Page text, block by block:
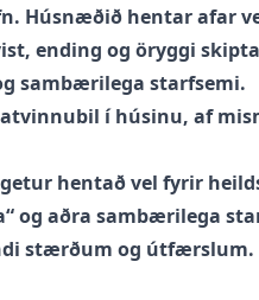
Húsnæðið hentar afar
ending og öryggi
sambærilega starfsemi.
atvinnubil í húsinu, af
hentað vel fyrir
og aðra sambærilega
stærðum og útfærslum.